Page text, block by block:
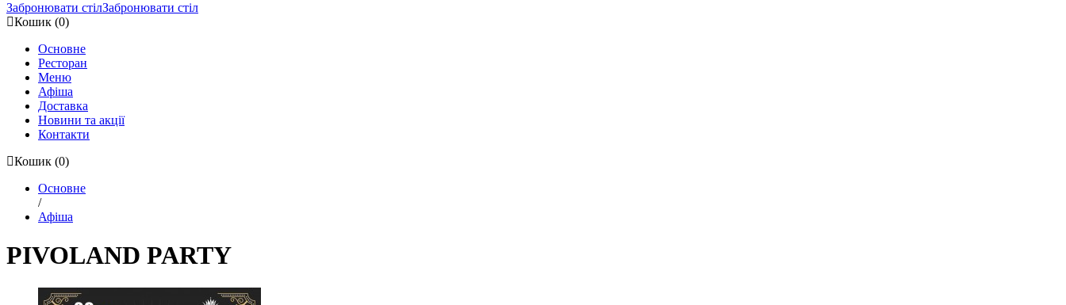
Забронювати стілЗабронювати стіл
Кошик (0)
Основне
Ресторан
Меню
Афіша
Доставка
Новини та акції
Контакти
Кошик (0)
Основне
/
Афіша
PIVOLAND PARTY